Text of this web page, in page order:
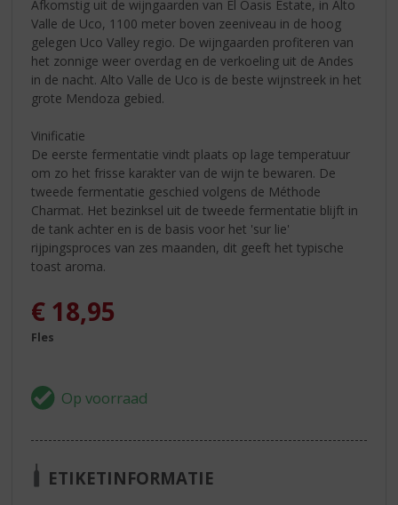
Afkomstig uit de wijngaarden van El Oasis Estate, in Alto
Valle de Uco, 1100 meter boven zeeniveau in de hoog
gelegen Uco Valley regio. De wijngaarden profiteren van
het zonnige weer overdag en de verkoeling uit de Andes
in de nacht. Alto Valle de Uco is de beste wijnstreek in het
grote Mendoza gebied.
Vinificatie
De eerste fermentatie vindt plaats op lage temperatuur
om zo het frisse karakter van de wijn te bewaren. De
tweede fermentatie geschied volgens de Méthode
Charmat. Het bezinksel uit de tweede fermentatie blijft in
de tank achter en is de basis voor het 'sur lie'
rijpingsproces van zes maanden, dit geeft het typische
toast aroma.
€ 18,95
Fles
ETIKETINFORMATIE